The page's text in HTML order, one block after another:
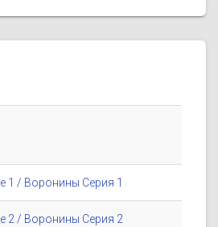
1 / Воронины Серия 1
2 / Воронины Серия 2